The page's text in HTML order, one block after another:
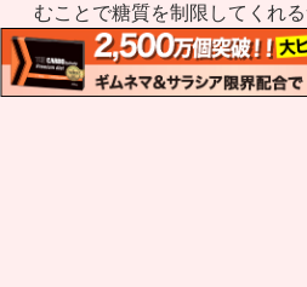
むことで糖質を制限してくれ